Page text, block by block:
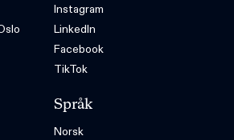
Instagram
LinkedIn
Facebook
TikTok
Språk
Norsk